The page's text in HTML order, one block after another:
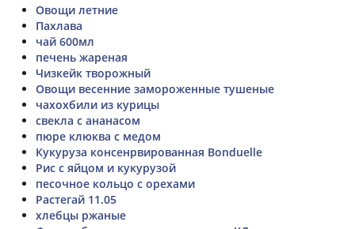
Овощи летние
Пахлава
чай 600мл
печень жареная
Чизкейк творожный
Овощи весенние замороженные тушеные
чахохбили из курицы
свекла с ананасом
пюре клюква с медом
Кукуруза консенрвированная Bonduelle
Рис с яйцом и кукурузой
песочное кольцо с орехами
Растегай 11.05
хлебцы ржаные